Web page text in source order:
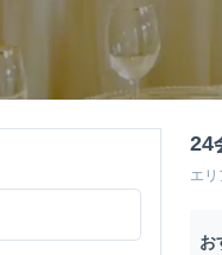
24
エ
お